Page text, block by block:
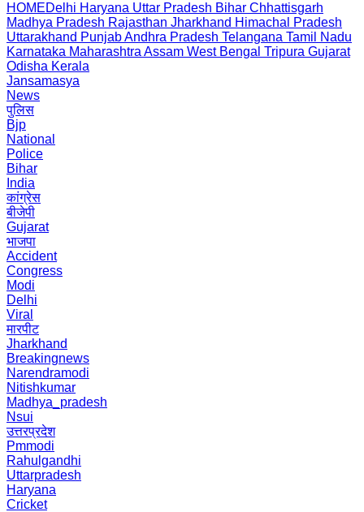
HOMEDelhi Haryana Uttar Pradesh Bihar Chhattisgarh
Madhya Pradesh Rajasthan Jharkhand Himachal Pradesh
Uttarakhand PunjabAndhra Pradesh Telangana Tamil Nadu
Karnataka Maharashtra Assam West Bengal Tripura Gujarat
Odisha Kerala
Jansamasya
News
पुलिस
Bjp
National
Police
Bihar
India
कांग्रेस
बीजेपी
Gujarat
भाजपा
Accident
Congress
Modi
Delhi
Viral
मारपीट
Jharkhand
Breakingnews
Narendramodi
Nitishkumar
Madhya_pradesh
Nsui
उत्तरप्रदेश
Pmmodi
Rahulgandhi
Uttarpradesh
Haryana
Cricket